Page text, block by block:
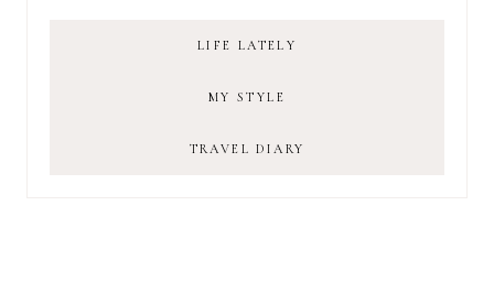
LIFE LATELY
MY STYLE
TRAVEL DIARY